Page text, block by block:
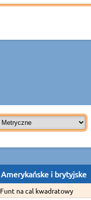
Amerykańske i brytyjske
Funt na cal kwadratowy